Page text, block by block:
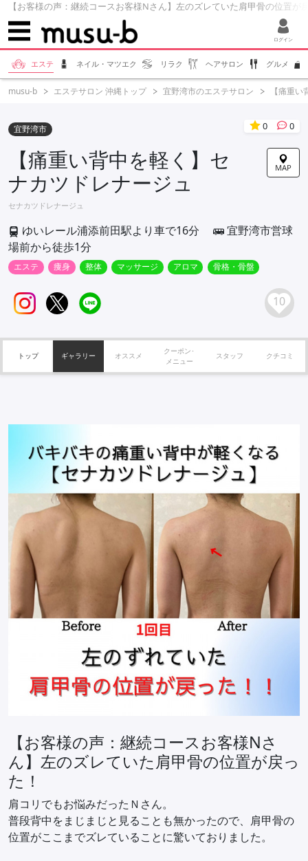
【お客様の声：継続コースお客様Nさん】左のズレていた肩甲骨の位置
ログイン
エステ ネイル・マツエク リラク ヘアサロン グルメ
musu-b エステサロン 沖縄トップ 宜野湾市のエステサロン 【痛重
宜野湾市 0 0
MAP
【痛重い背中を軽く】セ
ナカツドレナージュ
セナカツドレナージュ
ゆいレール浦添前田駅より車で16分
宜野湾市営球
場前から徒歩1分
エステ 痩身 整体 マッサージ アロマ 骨格・骨盤
10
トップ ギャラリー オススメ
クーポン･
メニュー
スタッフ クチコミ
【お客様の声：継続コースお客様Nさ
ん】左のズレていた肩甲骨の位置が戻っ
た！
肩コリでもお悩みだったＮさん。
普段背中をまじまじと見ることも無かったので、肩甲骨の
位置がここまでズレていることに驚いておりました。